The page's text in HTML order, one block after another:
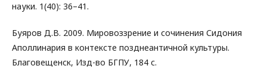
науки. 1(40): 36–41.
Буяров Д.В. 2009. Мировоззрение и сочинения Сидония
Аполлинария в контексте позднеантичной культуры.
Благовещенск, Изд-во БГПУ, 184 с.